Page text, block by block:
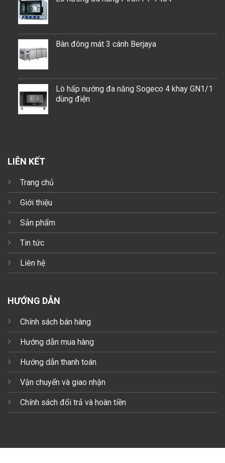
LIÊN KẾT
Trang chủ
Giới thiệu
Sản phẩm
Tin tức
Liên hệ
HƯỚNG DẪN
Chính sách bán hàng
Hướng dẫn mua hàng
Hướng dẫn thanh toán
Vận chuyển và giao nhận
Chính sách đổi trả và hoàn tiền
Bàn đông mát 3 cánh Berjaya
Lò hấp nướng đa năng Sogeco 4 khay GN1/1
dùng điện